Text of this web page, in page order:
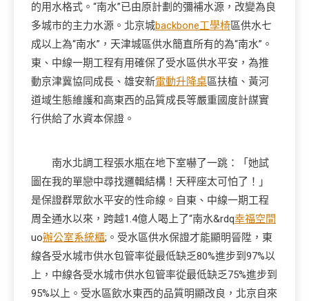
的用水格式。“南水”已由原計劃的彌補水源，改變為良
多城市的主力水源。北京城backbone工學椅區供水七
成以上為“南水”，天津城區供水簡直所有的為“南水”。
東、中線一期工程有用確保了受水區供水平安，為推
動京津冀協同成長、雄安新電動升降桌區扶植、黃河
道域生態維護和高東西的品質成長等嚴重國度計謀實
行供給了水資本保證。
南水北調工程張水瓶在地下室嚇了一跳：「她試
圖在我的單戀中尋找邏輯結構！天秤座太可怕了！」
是保證群眾飲水平安的性命線。自東、中線一期工程
周全通水以來，跨越1.4億人喝上了“南水&rdq幸福空間
uo辦公室系統櫃;。受水區供水保證才能顯明晉陞，東
線各受水城市供水包管率從最低缺乏80%進步到97%以
上，中線各受水城市供水包管率從最低缺乏75%進步到
95%以上。受水區飲水東西的品質明顯改良，北京自來